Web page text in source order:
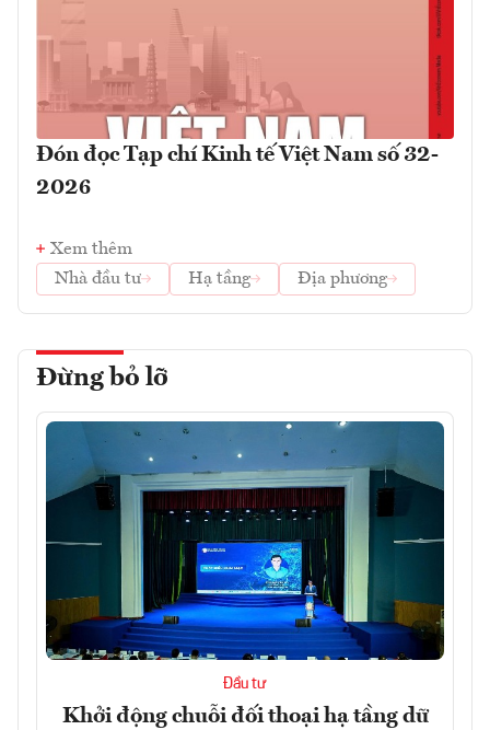
Đón đọc Tạp chí Kinh tế Việt Nam số 32-
2026
Xem thêm
Nhà đầu tư
Hạ tầng Địa phương
Đừng bỏ lỡ
Đầu tư
Khởi động chuỗi đối thoại hạ tầng dữ